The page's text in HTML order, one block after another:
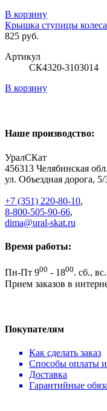
В корзину
Крышка ступицы
825 руб.
Артикул
СК4320-3103014
В корзину
Наше производство:
УралСКат
456313 Челябинская
ул. Объездная дорога,
+7 (351) 220-80-10,
8-800-505-90-66,
dima@ural-skat.ru
Время работы:
Пн-Пт 900 - 1800. сб.,
Прием заказов в
Покупателям
Как сделать заказ
Способы оплаты и
Доставка
Гарантийные